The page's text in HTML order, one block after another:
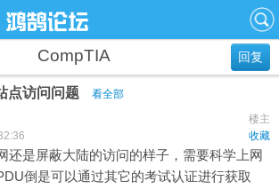
回复
CompTIA
点访问问题 看全部
楼主
收藏
还是屏蔽大陆的访问的样子，需要科学上网
倒是可以通过其它的考试认证进行获取